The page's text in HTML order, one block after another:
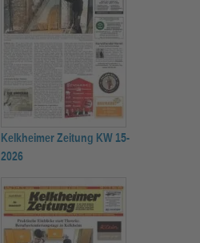
Kelkheimer Zeitung KW 15-
2026